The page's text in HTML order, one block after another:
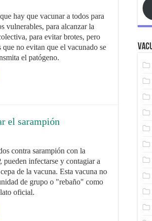
hay que vacunar a todos para
vulnerables, para alcanzar la
para evitar brotes, pero
que no evitan que el vacunado se
el patógeno.
el sarampión
contra sarampión con la
pueden infectarse y contagiar a
de la vacuna. Esta vacuna no
de grupo o "rebaño" como
oficial.